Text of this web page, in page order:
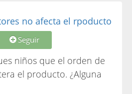
no afecta el rpoducto
Seguir
niños que el orden de
el producto. ¿Alguna